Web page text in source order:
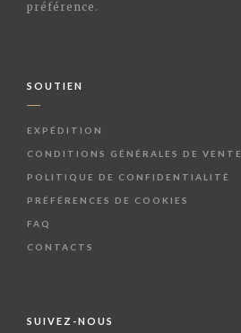
préférence.
SOUTIEN
EXPÉDITION
CONDITIONS GÉNÉRALES DE VENTE
POLITIQUE DE CONFIDENTIALITÉ
PRÉFÉRENCES DE COOKIES
FAQ
CONTACTS
SUIVEZ-NOUS